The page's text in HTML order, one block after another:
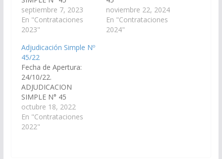
septiembre 7, 2023
En "Contrataciones
2023"
noviembre 22, 2024
En "Contrataciones
2024"
Adjudicación Simple Nº
45/22
Fecha de Apertura:
24/10/22.
ADJUDICACION
SIMPLE N° 45
octubre 18, 2022
En "Contrataciones
2022"